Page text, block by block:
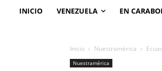
INICIO VENEZUELA EN
Inicio Nuestramérica
Nuestramérica